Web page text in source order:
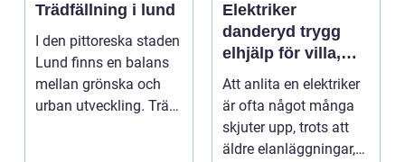
Trädfällning i lund
I den pittoreska staden
Lund finns en balans
mellan grönska och
urban utveckling. Träd
Elektriker
danderyd trygg
elhjälp för villa,
lägenhet och
företag
Att anlita en elektriker
är ofta något många
skjuter upp, trots att
äldre elanläggningar,